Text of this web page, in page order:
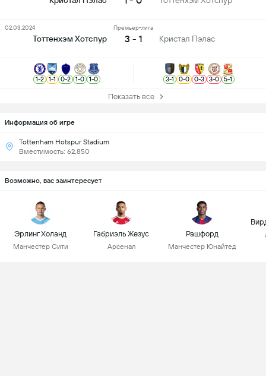
Информация об игре
Tottenham Hotspur Stadium
Вместимость: 62,850
Тоттенхэм Хотспур
Премьер-лига
3 - 1 Кристал Пэлас
02.03.2024
1-2 1-1 0-2 1-0 1-0 3-1 0-0 0-3 3-0 5-1
Показать все
Возможно, вас заинтересует
Эрлинг Холанд
Манчестер Сити
Габриэль Жезус
Арсенал
Рашфорд
Манчестер Юнайтед